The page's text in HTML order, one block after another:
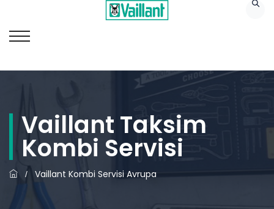
Vaillant Taksim
Kombi Servisi
/ Vaillant Kombi Servisi Avrupa